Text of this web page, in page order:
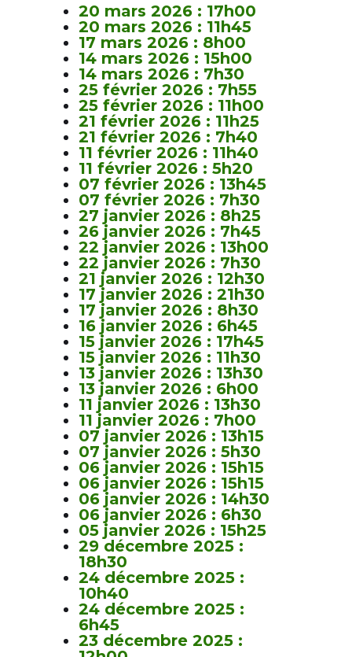
20 mars 2026 : 17h00
20 mars 2026 : 11h45
17 mars 2026 : 8h00
14 mars 2026 : 15h00
14 mars 2026 : 7h30
25 février 2026 : 7h55
25 février 2026 : 11h00
21 février 2026 : 11h25
21 février 2026 : 7h40
11 février 2026 : 11h40
11 février 2026 : 5h20
07 février 2026 : 13h45
07 février 2026 : 7h30
27 janvier 2026 : 8h25
26 janvier 2026 : 7h45
22 janvier 2026 : 13h00
22 janvier 2026 : 7h30
21 janvier 2026 : 12h30
17 janvier 2026 : 21h30
17 janvier 2026 : 8h30
16 janvier 2026 : 6h45
15 janvier 2026 : 17h45
15 janvier 2026 : 11h30
13 janvier 2026 : 13h30
13 janvier 2026 : 6h00
11 janvier 2026 : 13h30
11 janvier 2026 : 7h00
07 janvier 2026 : 13h15
07 janvier 2026 : 5h30
06 janvier 2026 : 15h15
06 janvier 2026 : 15h15
06 janvier 2026 : 14h30
06 janvier 2026 : 6h30
05 janvier 2026 : 15h25
29 décembre 2025 :
18h30
24 décembre 2025 :
10h40
24 décembre 2025 :
6h45
23 décembre 2025 :